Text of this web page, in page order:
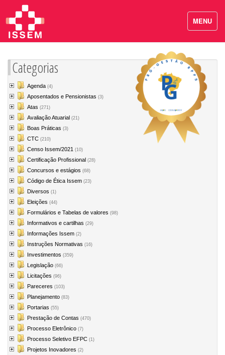
Categorias
Agenda (4)
Aposentados e Pensionistas (3)
Atas (271)
Avaliação Atuarial (21)
Boas Práticas (3)
CTC (210)
Censo Issem/2021 (10)
Certificação Profissional (28)
Concursos e estágios (68)
Código de Ética Issem (23)
Diversos (1)
Eleições (44)
Formulários e Tabelas de valores (98)
Informativos e cartilhas (29)
Informações Issem (2)
Instruções Normativas (16)
Investimentos (359)
Legislação (66)
Licitações (96)
Pareceres (103)
Planejamento (83)
Portarias (55)
Prestação de Contas (470)
Processo Eletrônico (7)
Processo Seletivo EFPC (1)
Projetos Inovadores (2)
MENU